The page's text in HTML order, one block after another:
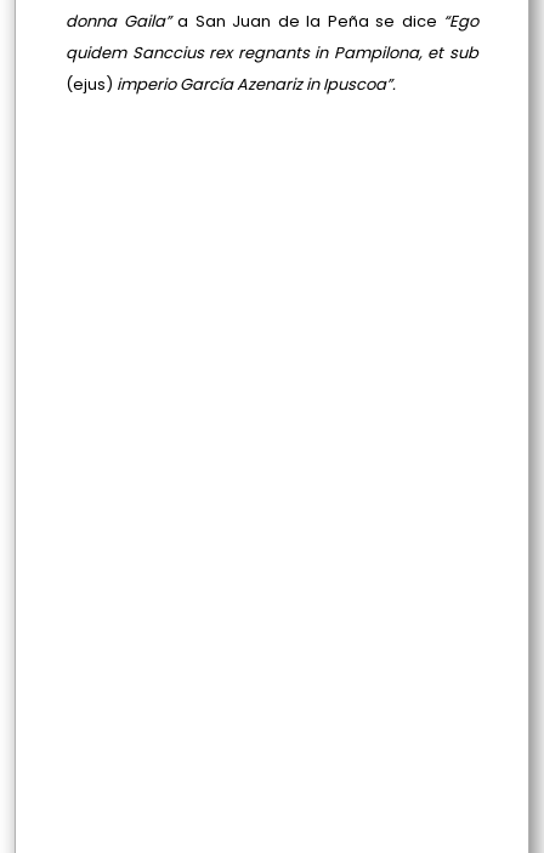
donna Gaila”a San Juan de la Peña se dice “Ego
quidem Sanccius rex regnants in Pampilona, et sub
(ejus) imperio García Azenariz in Ipuscoa”.